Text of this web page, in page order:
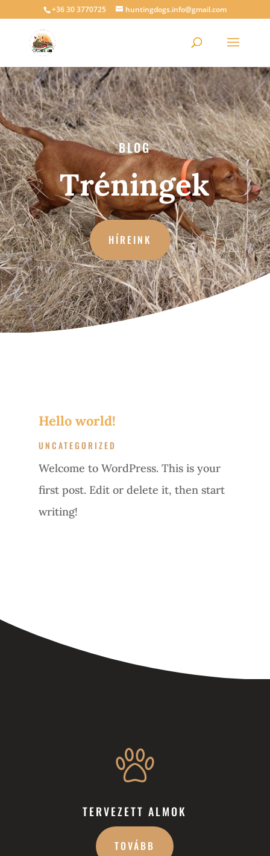
+36 30 3770725 huntingdogs.info@gmail.com
BLOG
Tréningek
HÍREINK
Hello world!
UNCATEGORIZED
Welcome to WordPress. This is your
first post. Edit or delete it, then start
writing!
TERVEZETT ALMOK
TOVÁBB